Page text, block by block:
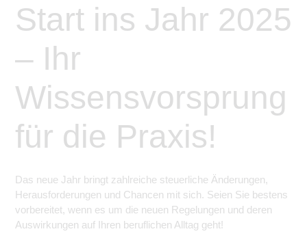
Start ins Jahr 2025
– Ihr
Wissensvorsprung
für die Praxis!
Das neue Jahr bringt zahlreiche steuerliche Änderungen,
Herausforderungen und Chancen mit sich. Seien Sie bestens
vorbereitet, wenn es um die neuen Regelungen und deren
Auswirkungen auf Ihren beruflichen Alltag geht!